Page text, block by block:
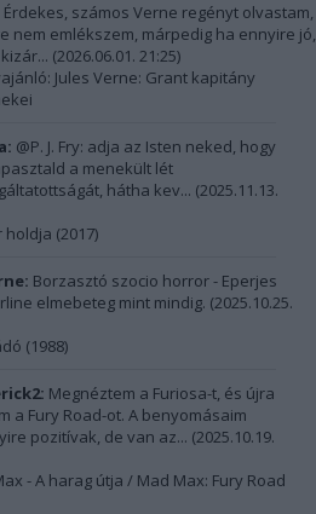
Érdekes, számos Verne regényt olvastam,
nem emlékszem, márpedig ha ennyire jó,
(2026.06.01. 21:25)
Jules Verne: Grant kapitány
@P. J. Fry: adja az Isten neked, hogy
a menekült lét
hátha kev... (2025.11.13.
holdja (2017)
Borzasztó szocio horror - Eperjes
elmebeteg mint mindig. (2025.10.25.
(1988)
Megnéztem a Furiosa-t, és újra
a Fury Road-ot. A benyomásaim
pozitívak, de van az... (2025.10.19.
- A harag útja / Mad Max: Fury Road